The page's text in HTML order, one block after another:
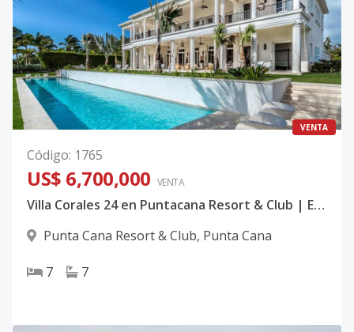
VENTA
Código: 1765
US$ 6,700,000 VENTA
Villa Corales 24 en Puntacana Resort & Club | Exclusiva Residencia Colonial con Vista al Golf y Lago en Punta Cana
Punta Cana Resort & Club, Punta Cana
7 7